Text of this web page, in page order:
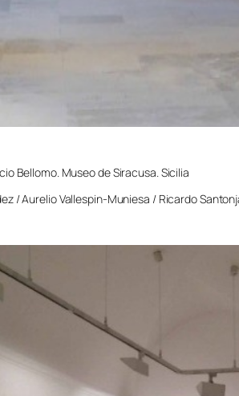
Bellomo. Museo de Siracusa. Sicilia
/ Aurelio Vallespin-Muniesa / Ricardo